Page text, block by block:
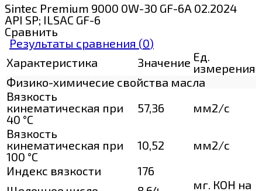
Sintec Premium 9000 0W-30 GF-6A 02.2024
API SP; ILSAC GF-6
Сравнить
Результаты сравнения (0)
Характеристика
Значение Ед.
измерения
Физико-химичесие свойства масла
Вязкость
кинематическая при
40 °С
57,36
мм2/с
Вязкость
кинематическая при
100 °С
10,52
мм2/с
Индекс вязкости
176
мг. КОН на